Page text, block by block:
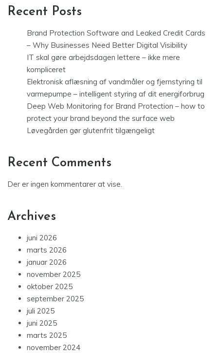
Recent Posts
Brand Protection Software and Leaked Credit Cards
– Why Businesses Need Better Digital Visibility
IT skal gøre arbejdsdagen lettere – ikke mere
kompliceret
Elektronisk aflæsning af vandmåler og fjernstyring til
varmepumpe – intelligent styring af dit energiforbrug
Deep Web Monitoring for Brand Protection – how to
protect your brand beyond the surface web
Løvegården gør glutenfrit tilgængeligt
Recent Comments
Der er ingen kommentarer at vise.
Archives
juni 2026
marts 2026
januar 2026
november 2025
oktober 2025
september 2025
juli 2025
juni 2025
marts 2025
november 2024